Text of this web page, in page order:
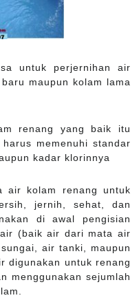
untuk perjernihan air
maupun kolam lama
renang yang baik itu
memenuhi standar
kadar klorinnya
air kolam renang untuk
jernih, sehat, dan
di awal pengisian
(baik air dari mata air
air tanki, maupun
digunakan untuk renang
menggunakan sejumlah